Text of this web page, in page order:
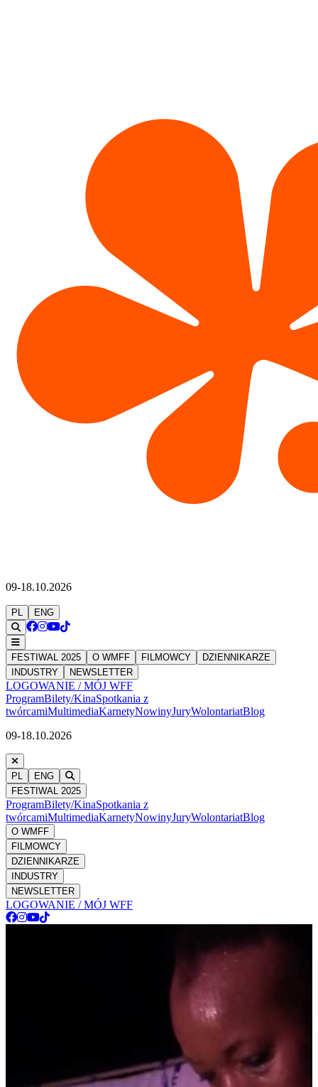
09-18.10.2026
PL ENG
FESTIWAL 2025 O WMFF FILMOWCY
DZIENNIKARZE
INDUSTRY
NEWSLETTER
LOGOWANIE / MÓJ WFF
ProgramBilety/KinaSpotkania z
twórcamiMultimediaKarnetyNowinyJuryWolontariatBlog
09-18.10.2026
PL
ENG
FESTIWAL 2025
ProgramBilety/KinaSpotkania z
twórcamiMultimediaKarnetyNowinyJuryWolontariatBlog
O WMFF
FILMOWCY
DZIENNIKARZE
INDUSTRY
NEWSLETTER
LOGOWANIE / MÓJ WFF